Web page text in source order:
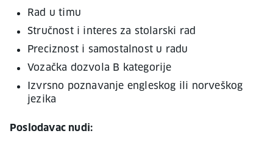
Rad u timu
Stručnost i interes za stolarski rad
Preciznost i samostalnost u radu
Vozačka dozvola B kategorije
Izvrsno poznavanje engleskog ili norveškog
jezika
Poslodavac nudi: